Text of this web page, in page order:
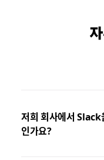
저희 회사에서 Slack
인가요?